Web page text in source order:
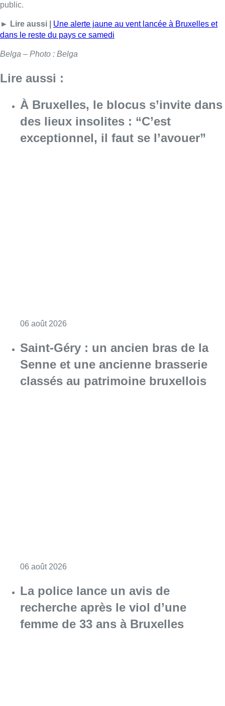
public.
► Lire aussi |
Une alerte jaune au vent lancée à Bruxelles et
dans le reste du pays ce samedi
Belga – Photo : Belga
Lire aussi :
À Bruxelles, le blocus s’invite dans
des lieux insolites : “C’est
exceptionnel, il faut se l’avouer”
06 août 2026
Saint-Géry : un ancien bras de la
Senne et une ancienne brasserie
classés au patrimoine bruxellois
06 août 2026
La police lance un avis de
recherche après le viol d’une
femme de 33 ans à Bruxelles